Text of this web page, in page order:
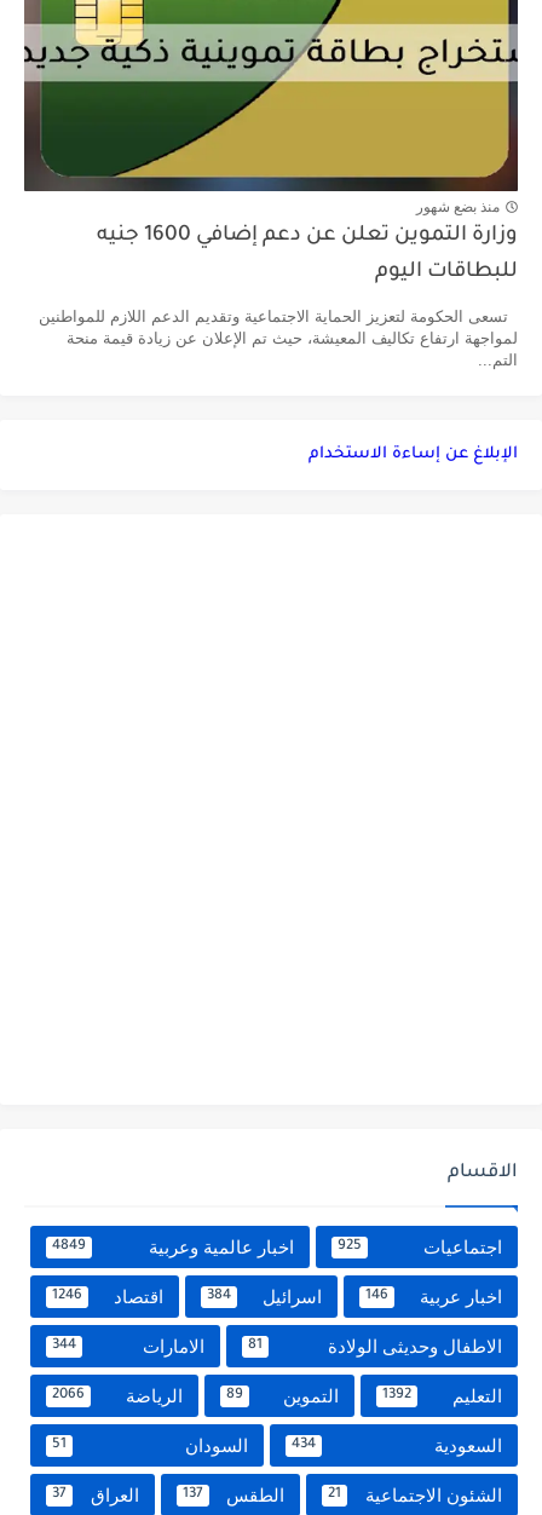
منذ بضع شهور
وزارة التموين تعلن عن دعم إضافي 1600 جنيه
للبطاقات اليوم
تسعى الحكومة لتعزيز الحماية الاجتماعية وتقديم الدعم اللازم للمواطنين
لمواجهة ارتفاع تكاليف المعيشة، حيث تم الإعلان عن زيادة قيمة منحة
التم...
الإبلاغ عن إساءة الاستخدام
الاقسام
اجتماعيات 925 اخبار عالمية وعربية 4849
اخبار عربية 146 اسرائيل 384 اقتصاد 1246
الاطفال وحديثى الولادة 81 الامارات 344
التعليم 1392 التموين 89 الرياضة 2066
السعودية 434 السودان 51
الشئون الاجتماعية 21 الطقس 137 العراق 37